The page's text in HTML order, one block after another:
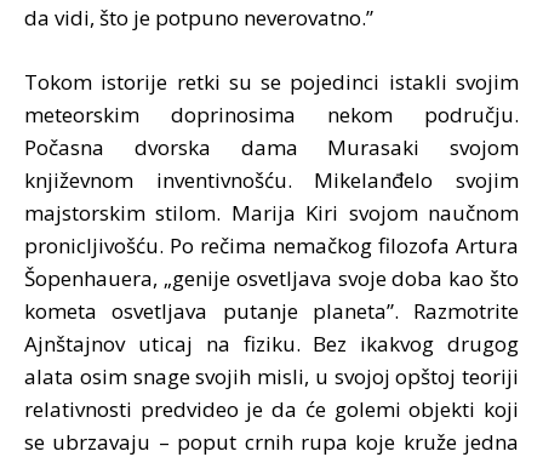
da vidi, što je potpuno neverovatno.”
Tokom istorije retki su se pojedinci istakli svojim
meteorskim doprinosima nekom području.
Počasna dvorska dama Murasaki svojom
književnom inventivnošću. Mikelanđelo svojim
majstorskim stilom. Marija Kiri svojom naučnom
pronicljivošću. Po rečima nemačkog filozofa Artura
Šopenhauera, „genije osvetljava svoje doba kao što
kometa osvetljava putanje planeta”. Razmotrite
Ajnštajnov uticaj na fiziku. Bez ikakvog drugog
alata osim snage svojih misli, u svojoj opštoj teoriji
relativnosti predvideo je da će golemi objekti koji
se ubrzavaju – poput crnih rupa koje kruže jedna